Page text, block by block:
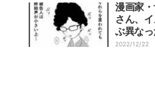
漫画家
さん、
ぶ異な
人「お、
2022/12/22